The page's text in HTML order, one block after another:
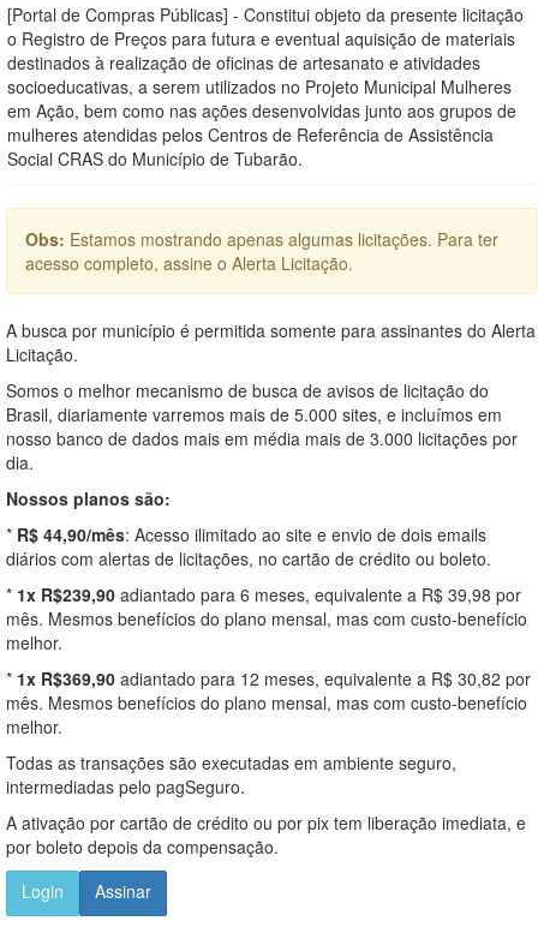
[Portal de Compras Públicas] - Constitui objeto da presente licitação
o Registro de Preços para futura e eventual aquisição de materiais
destinados à realização de oficinas de artesanato e atividades
socioeducativas, a serem utilizados no Projeto Municipal Mulheres
em Ação, bem como nas ações desenvolvidas junto aos grupos de
mulheres atendidas pelos Centros de Referência de Assistência
Social CRAS do Município de Tubarão.
Obs: Estamos mostrando apenas algumas licitações. Para ter
acesso completo, assine o Alerta Licitação.
A busca por município é permitida somente para assinantes do Alerta
Licitação.
Somos o melhor mecanismo de busca de avisos de licitação do
Brasil, diariamente varremos mais de 5.000 sites, e incluímos em
nosso banco de dados mais em média mais de 3.000 licitações por
dia.
Nossos planos são:
* R$ 44,90/mês: Acesso ilimitado ao site e envio de dois emails
diários com alertas de licitações, no cartão de crédito ou boleto.
* 1x R$239,90 adiantado para 6 meses, equivalente a R$ 39,98 por
mês. Mesmos benefícios do plano mensal, mas com custo-benefício
melhor.
* 1x R$369,90 adiantado para 12 meses, equivalente a R$ 30,82 por
mês. Mesmos benefícios do plano mensal, mas com custo-benefício
melhor.
Todas as transações são executadas em ambiente seguro,
intermediadas pelo pagSeguro.
A ativação por cartão de crédito ou por pix tem liberação imediata, e
por boleto depois da compensação.
Login
Assinar